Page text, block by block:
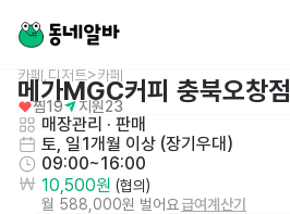
카페,디저트>카페
메가MGC커피 충북오창점
찜19 지원23
매장관리 · 판매
토, 일1개월 이상 (장기우대)
09:00~16:00
10,500원 (협의)
월 588,000원 벌어요급여계산기